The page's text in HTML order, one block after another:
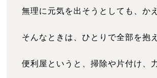
無理に元気を出そうとしても、か
そんなときは、ひとりで全部を抱
便利屋というと、掃除や片付け、